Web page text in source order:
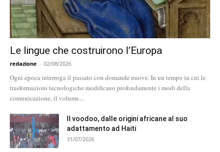
Le lingue che costruirono l’Europa
redazione - 02/08/2026
Ogni epoca interroga il passato con domande nuove. In un tempo in cui le
trasformazioni tecnologiche modificano profondamente i modi della
comunicazione, il volume...
Il voodoo, dalle origini africane al suo
adattamento ad Haiti
31/07/2026